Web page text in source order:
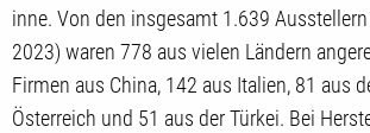
inne. Von den insgesamt 1.639
2023) waren 778 aus vielen Ländern
Firmen aus China, 142 aus Italien, 81 aus
Österreich und 51 aus der Türkei. Bei